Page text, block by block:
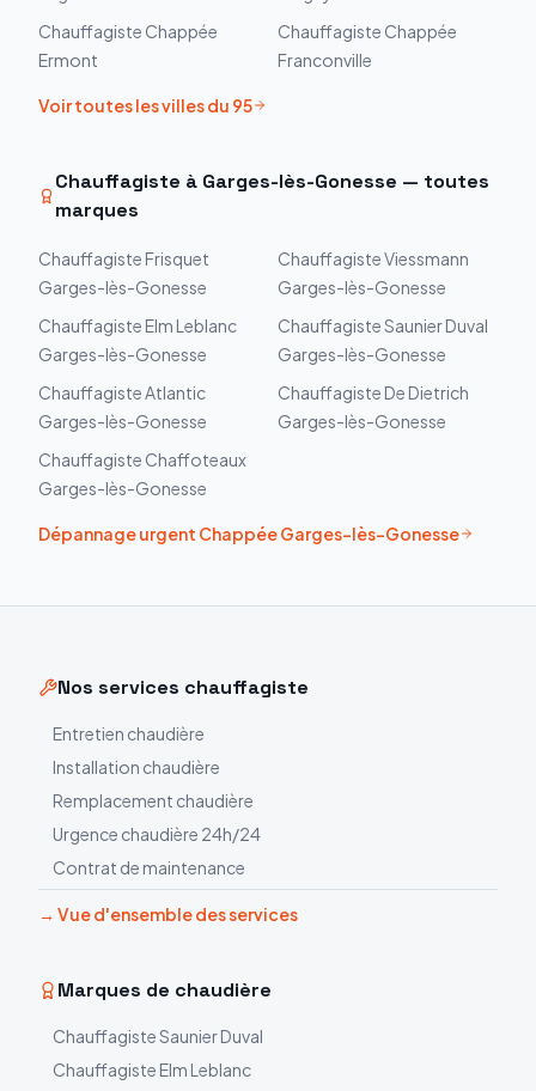
Chauffagiste Chappée
Ermont
Chauffagiste Chappée
Franconville
Voir toutes les villes du 95
Chauffagiste à Garges-lès-Gonesse — toutes
marques
Chauffagiste Frisquet
Garges-lès-Gonesse
ChauffagisteViessmann
Garges-lès-Gonesse
Chauffagiste Elm Leblanc
Garges-lès-Gonesse
ChauffagisteSaunier Duval
Garges-lès-Gonesse
ChauffagisteAtlantic
Garges-lès-Gonesse
Chauffagiste De Dietrich
Garges-lès-Gonesse
Chauffagiste Chaffoteaux
Garges-lès-Gonesse
Dépannage urgent ChappéeGarges-lès-Gonesse
Nos services chauffagiste
Entretien chaudière
Installation chaudière
Remplacement chaudière
Urgence chaudière 24h/24
Contrat de maintenance
→ Vue d'ensemble des services
Marques de chaudière
ChauffagisteSaunier Duval
Chauffagiste Elm Leblanc